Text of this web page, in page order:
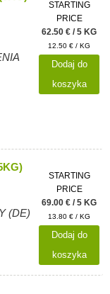
STARTING
PRICE
62.50 € / 5 KG
12.50 € / KG
Dodaj do
koszyka
(DE)
STARTING
PRICE
69.00 € / 5 KG
13.80 € / KG
Dodaj do
koszyka